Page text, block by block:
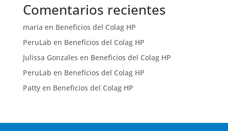
Comentarios recientes
maria en Beneficios del Colag HP
PeruLab en Beneficios del Colag HP
Julissa Gonzales en Beneficios del Colag HP
PeruLab en Beneficios del Colag HP
Pattyen Beneficios del Colag HP